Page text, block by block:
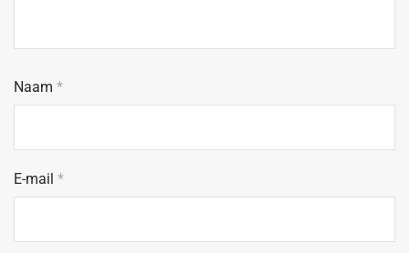
Naam *
E-mail *